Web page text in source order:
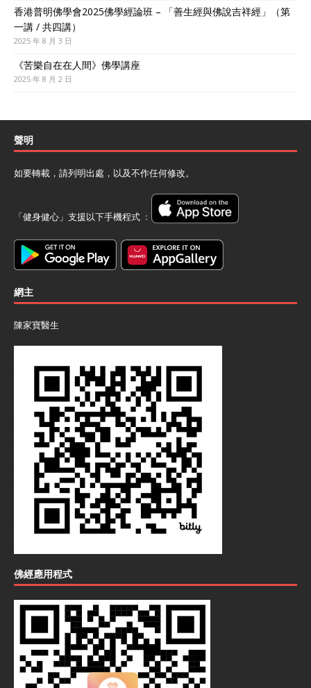
香港普明佛學會2025佛學經論班 – 「善生經與佛說吉祥經」（第
一講 / 共四講）
2025 年 8 月 3 日
《苦樂自在在人間》佛學講座
2025 年 8 月 2 日
聲明
如要轉載，請列明出處，以及不作任何修改。
「健身健心」支援以下手機程式 ﹕
網主
陳家寶醫生
佛經應用程式